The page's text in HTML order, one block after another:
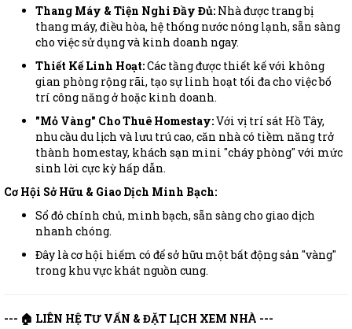
Thang Máy & Tiện Nghi Đầy Đủ: Nhà được trang bị
thang máy, điều hòa, hệ thống nước nóng lạnh, sẵn sàng
cho việc sử dụng và kinh doanh ngay.
Thiết Kế Linh Hoạt:Các tầng được thiết kế với không
gian phòng rộng rãi, tạo sự linh hoạt tối đa cho việc bố
trí công năng ở hoặc kinh doanh.
"Mỏ Vàng" Cho Thuê Homestay:Với vị trí sát Hồ Tây,
nhu cầu du lịch và lưu trú cao, căn nhà có tiềm năng trở
thành homestay, khách sạn mini "cháy phòng" với mức
sinh lời cực kỳ hấp dẫn.
Cơ Hội Sở Hữu & Giao Dịch Minh Bạch:
Sổ đỏ chính chủ, minh bạch, sẵn sàng cho giao dịch
nhanh chóng.
Đây là cơ hội hiếm có để sở hữu một bất động sản "vàng"
trong khu vực khát nguồn cung.
--- 🏠 LIÊN HỆ TƯ VẤN & ĐẶT LỊCH XEM NHÀ ---